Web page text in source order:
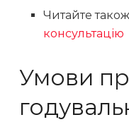
Читайте
консультацію
Умови